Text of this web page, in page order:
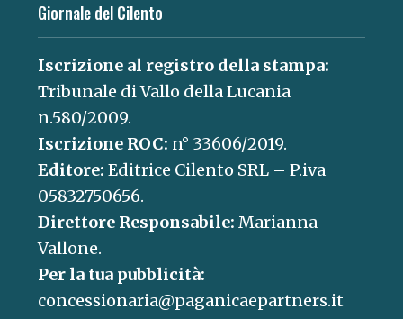
Giornale del Cilento
Iscrizione al registro della stampa:
Tribunale di Vallo della Lucania
n.580/2009.
Iscrizione ROC: n° 33606/2019.
Editore: Editrice Cilento SRL – P.iva
05832750656.
Direttore Responsabile: Marianna
Vallone.
Per la tua pubblicità:
concessionaria@paganicaepartners.it